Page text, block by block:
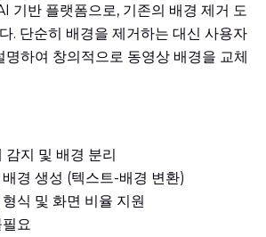
기반 플랫폼으로, 기존의 배경 제거 도
. 단순히 배경을 제거하는 대신 사용자
명하여 창의적으로 동영상 배경을 교체
감지 및 배경 분리
경 생성 (텍스트-배경 변환)
식 및 화면 비율 지원
요